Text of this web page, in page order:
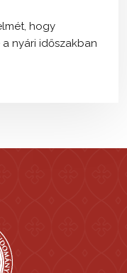
hogy
nyári időszakban